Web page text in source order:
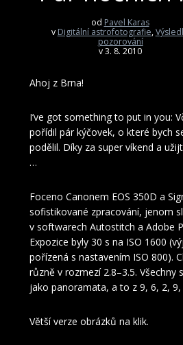
od Pavel Karas
v Digitální astrofotografie,
pozorování
v 3. 8. 2010
Ahoj z Brna!
I’ve got something to put in you:
pořídil pár kýčovek, o které bych
podělil. Díky za super víkend a
…
Foceno Canonem EOS 350D a
sofistikované zpracování, jenom
v softwarech Autostitch a Adobe
Expozice byly 30 s na ISO 1600
pořízená s nastavením ISO 800).
různě v rozmezí 2.8–3.5. Všechny
jako panoramata, a to z 9, 6, 2, 9,
Větší verze obrázků na klik.